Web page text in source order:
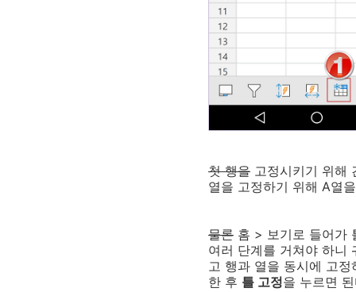
첫 행을 고정시키기 위해
열을 고정하기 위해 A열
물론 홈 > 보기로 들어가
여러 단계를 거쳐야 하니
고 행과 열을 동시에 고
한 후 틀 고정을 누르면